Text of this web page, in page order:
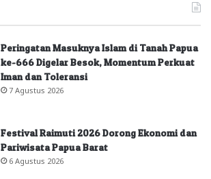
Peringatan Masuknya Islam di Tanah Papua
ke-666 Digelar Besok, Momentum Perkuat
Iman dan Toleransi
7 Agustus 2026
Festival Raimuti 2026 Dorong Ekonomi dan
Pariwisata Papua Barat
6 Agustus 2026